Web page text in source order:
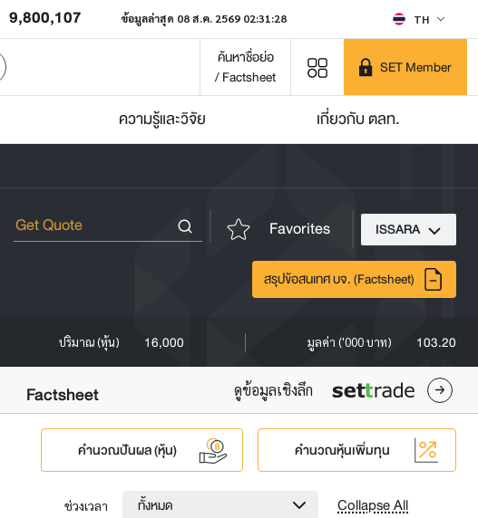
9,800,107 ข้อมูลล่าสุด 08 ส.ค. 2569 02:31:28 TH
ค้นหาชื่อย่อ
/ Factsheet
SET Member
ความรู้และวิจัย เกี่ยวกับ ตลท.
Favorites ISSARA
สรุปข้อสนเทศ บจ. (Factsheet)
ปริมาณ (หุ้น) 16,000 มูลค่า ('000 บาท) 103.20
Factsheet ดูข้อมูลเชิงลึก
คำนวณปันผล (หุ้น) คำนวณหุ้นเพิ่มทุน
ช่วงเวลา ทั้งหมด Collapse All